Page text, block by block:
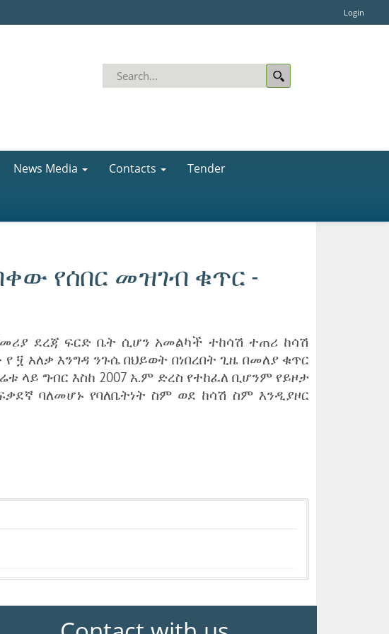
Login
News Media Contacts Tender
የሰበር መዝገብ ቁጥር -
ደረጃ ፍርድ ቤት ሲሆን አመልካች ተከሳሽ ተጠሪ ከሳሽ
፶ አለቃ እንግዳ ንጉሴ በህይወት በነበረበት ጊዜ በመለያ ቁጥር
ላይ ግብር እስከ 2007 አ.ም ድረስ የተከፈለ ቢሆንም የይዞታ
ባለመሆኑ የባለቤትነት ስም ወደ ከሳሽ ስም እንዲያዞር